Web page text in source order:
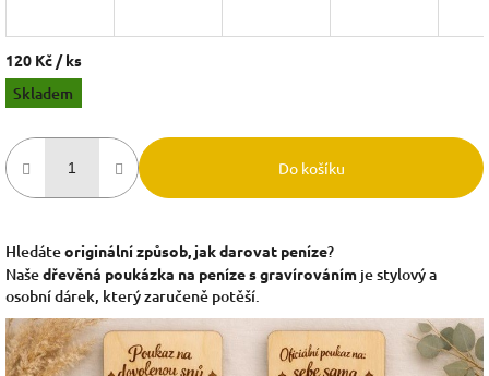
120 Kč / ks
Měrná
cena:
Skladem
Do košíku
Hledáteoriginální způsob, jak darovat peníze?
Našedřevěná poukázka na peníze s gravírováním je stylový a
osobní dárek, který zaručeně potěší.